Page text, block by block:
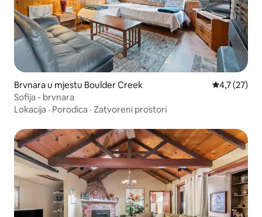
Brvnara u mjestu Boulder Creek prosječna
4,7 (27)
Sofija - brvnara
Lokacija · Porodica · Zatvoreni prostori